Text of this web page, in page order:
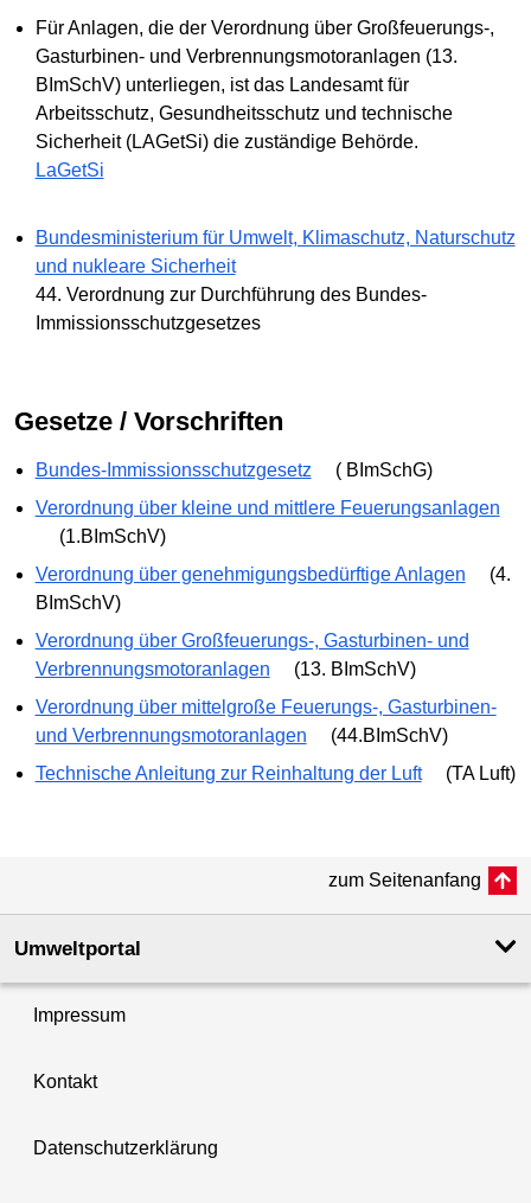
Für Anlagen, die der Verordnung über Großfeuerungs-,
Gasturbinen- und Verbrennungsmotoranlagen (13.
BImSchV) unterliegen, ist das Landesamt für
Arbeitsschutz, Gesundheitsschutz und technische
Sicherheit (LAGetSi) die zuständige Behörde.
LaGetSi
Bundesministerium für Umwelt, Klimaschutz, Naturschutz
und nukleare Sicherheit
44. Verordnung zur Durchführung des Bundes-
Immissionsschutzgesetzes
Gesetze / Vorschriften
Bundes-Immissionsschutzgesetz
( BImSchG)
Verordnung über kleine und mittlere Feuerungsanlagen
(1.BImSchV)
Verordnung über genehmigungsbedürftige Anlagen
(4.
BImSchV)
Verordnung über Großfeuerungs-, Gasturbinen- und
Verbrennungsmotoranlagen
(13. BImSchV)
Verordnung über mittelgroße Feuerungs-, Gasturbinen-
und Verbrennungsmotoranlagen
(44.BImSchV)
Technische Anleitung zur Reinhaltung der Luft
(TA Luft)
zum Seitenanfang
Umweltportal
Impressum
Kontakt
Datenschutzerklärung